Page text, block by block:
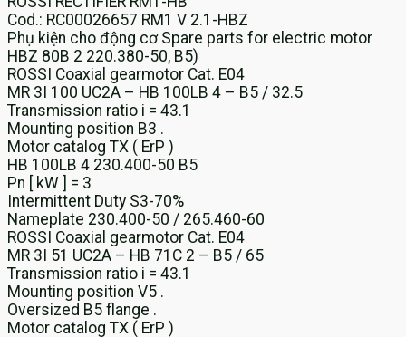
Cod.: RC00026657 RM1 V 2.1-HBZ
Phụ kiện cho động cơ Spare parts for electric motor
HBZ 80B 2 220.380-50, B5)
ROSSI Coaxial gearmotor Cat. E04
MR 3I 100 UC2A – HB 100LB 4 – B5 / 32.5
Transmission ratio i = 43.1
Mounting position B3 .
Motor catalog TX ( ErP )
HB 100LB 4 230.400-50 B5
Pn [ kW ] = 3
Intermittent Duty S3-70%
Nameplate 230.400-50 / 265.460-60
ROSSI Coaxial gearmotor Cat. E04
MR 3I 51 UC2A – HB 71C 2 – B5 / 65
Transmission ratio i = 43.1
Mounting position V5 .
Oversized B5 flange .
Motor catalog TX ( ErP )